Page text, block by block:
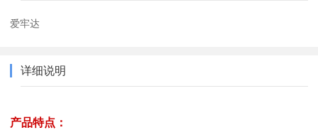
爱牢达
详细说明
产品特点：